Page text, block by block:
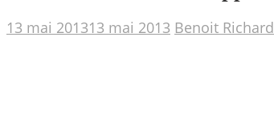
13 mai 201313 mai 2013 Benoit Richard